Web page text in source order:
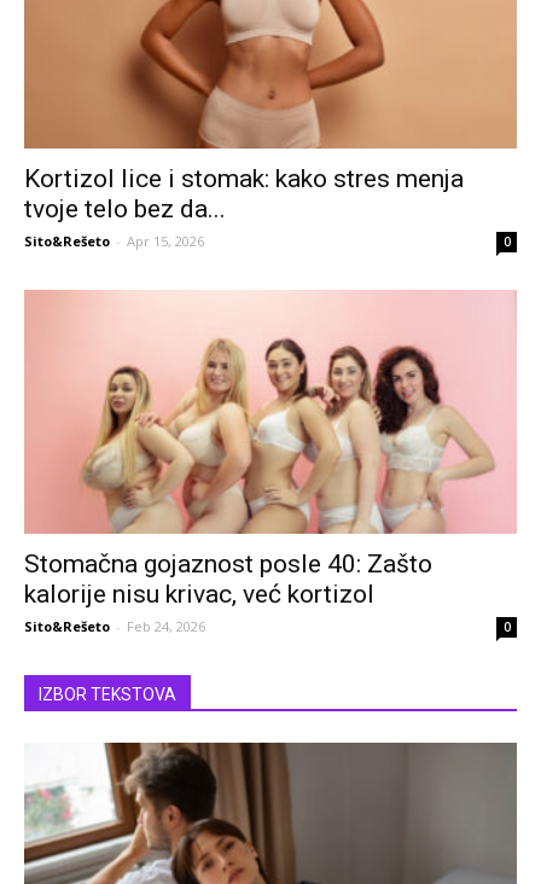
Kortizol lice i stomak: kako stres menja
tvoje telo bez da...
Sito&Rešeto - Apr 15, 2026 0
Stomačna gojaznost posle 40: Zašto
kalorije nisu krivac, već kortizol
Sito&Rešeto - Feb 24, 2026 0
IZBOR TEKSTOVA